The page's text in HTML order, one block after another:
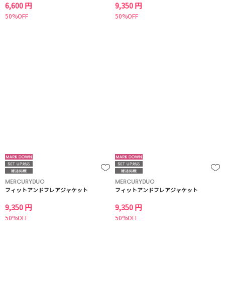
6,600 円
50%OFF
9,350 円
50%OFF
MERCURYDUO
フィットアンドフレアジャケット
9,350 円
50%OFF
MERCURYDUO
フィットアンドフレアジャケット
9,350 円
50%OFF